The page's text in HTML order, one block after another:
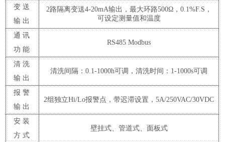
变送
输出
2路隔离变送4-20mA输出，最大环路500Ω，0.1%F.S，
可设定测量值和温度
通讯
功能
RS485 Modbus
清洗
输出
清洗间隔：0.1-1000h可调，清洗时间：1-1000s可调
报警
输出
2组独立Hi/Lo报警点，带迟滞设置 ，5A/250VAC/30VDC
安装
方式
壁挂式、管道式、面板式